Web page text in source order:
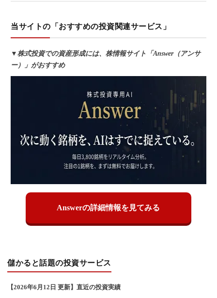
当サイトの「おすすめの投資関連サービス」
▼株式投資での資産形成には、株情報サイト「Answer（アンサ
ー）」がおすすめ
Answerの詳細情報を見てみる
儲かると話題の投資サービス
【2026年6 月12 日 更新】直近の投資実績